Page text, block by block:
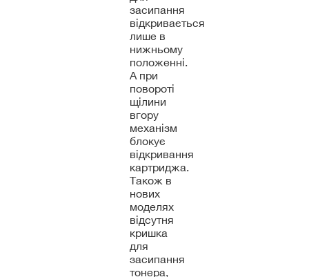
засипання
відкривається
лише в
нижньому
положенні.
А при
повороті
щілини
вгору
механізм
блокує
відкривання
картриджа.
Також в
нових
моделях
відсутня
кришка
для
засипання
тонера,